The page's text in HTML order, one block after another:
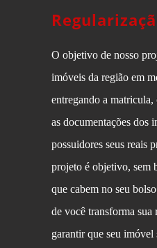
O objetivo de nosso
imóveis da região em
entregando a
as documentações dos
possuidores seus reais
projeto é objetivo, sem
que cabem no seu
de você transforma sua
garantir que seu imóvel